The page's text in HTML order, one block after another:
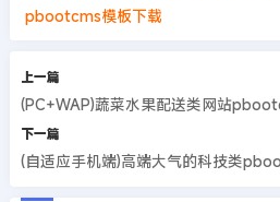
pbootcms模板下载
上一篇
下一篇